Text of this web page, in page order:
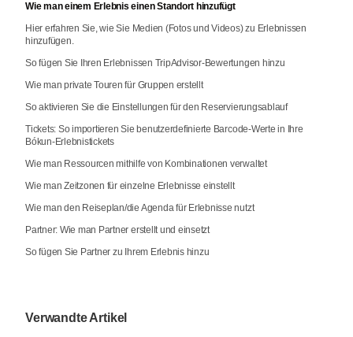
Wie man einem Erlebnis einen Standort hinzufügt
Hier erfahren Sie, wie Sie Medien (Fotos und Videos) zu Erlebnissen
hinzufügen.
So fügen Sie Ihren Erlebnissen TripAdvisor-Bewertungen hinzu
Wie man private Touren für Gruppen erstellt
So aktivieren Sie die Einstellungen für den Reservierungsablauf
Tickets: So importieren Sie benutzerdefinierte Barcode-Werte in Ihre
Bókun-Erlebnistickets
Wie man Ressourcen mithilfe von Kombinationen verwaltet
Wie man Zeitzonen für einzelne Erlebnisse einstellt
Wie man den Reiseplan/die Agenda für Erlebnisse nutzt
Partner: Wie man Partner erstellt und einsetzt
So fügen Sie Partner zu Ihrem Erlebnis hinzu
Verwandte Artikel